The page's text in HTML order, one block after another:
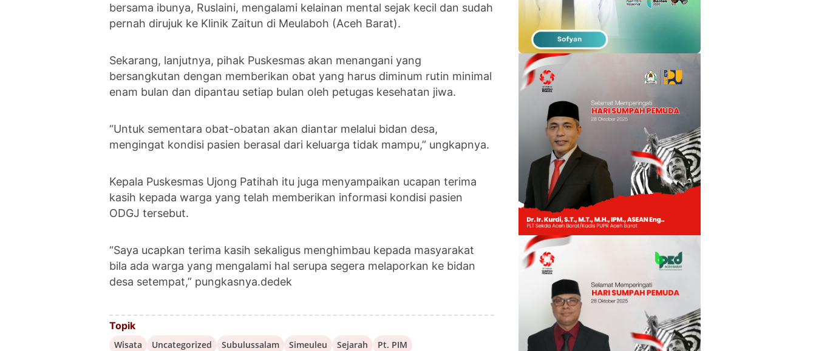
bersama ibunya, Ruslaini, mengalami kelainan mental sejak kecil dan sudah
pernah dirujuk ke Klinik Zaitun di Meulaboh (Aceh Barat).
Sekarang, lanjutnya, pihak Puskesmas akan menangani yang
bersangkutan dengan memberikan obat yang harus diminum rutin minimal
enam bulan dan dipantau setiap bulan oleh petugas kesehatan jiwa.
“Untuk sementara obat-obatan akan diantar melalui bidan desa,
mengingat kondisi pasien berasal dari keluarga tidak mampu,” ungkapnya.
Kepala Puskesmas Ujong Patihah itu juga menyampaikan ucapan terima
kasih kepada warga yang telah memberikan informasi kondisi pasien
ODGJ tersebut.
“Saya ucapkan terima kasih sekaligus menghimbau kepada masyarakat
bila ada warga yang mengalami hal serupa segera melaporkan ke bidan
desa setempat,” pungkasnya.dedek
Topik
Wisata Uncategorized Subulussalam Simeuleu Sejarah
Pt. PIM